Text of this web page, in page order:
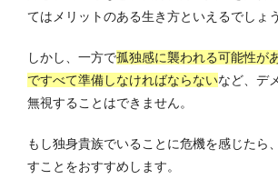
てはメリットのある生き方といえるでしょう
しかし、一方で孤独感に襲われる可能性が
ですべて準備しなければならないなど、デ
無視することはできません。
もし独身貴族でいることに危機を感じたら
すことをおすすめします。